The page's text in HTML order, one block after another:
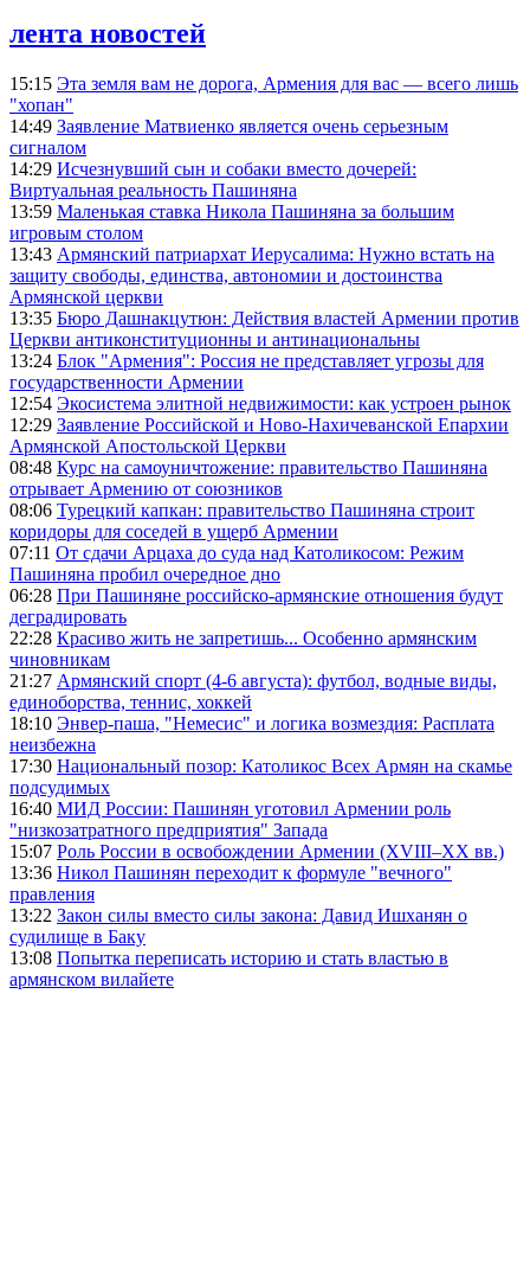
лента новостей
15:15 Эта земля вам не дорога, Армения для вас — всего лишь
"хопан"
14:49 Заявление Матвиенко является очень серьезным
сигналом
14:29 Исчезнувший сын и собаки вместо дочерей:
Виртуальная реальность Пашиняна
13:59 Маленькая ставка Никола Пашиняна за большим
игровым столом
13:43 Армянский патриархат Иерусалима: Нужно встать на
защиту свободы, единства, автономии и достоинства
Армянской церкви
13:35 Бюро Дашнакцутюн: Действия властей Армении против
Церкви антиконституционны и антинациональны
13:24 Блок "Армения": Россия не представляет угрозы для
государственности Армении
12:54 Экосистема элитной недвижимости: как устроен рынок
12:29 Заявление Российской и Ново-Нахичеванской Епархии
Армянской Апостольской Церкви
08:48 Курс на самоуничтожение: правительство Пашиняна
отрывает Армению от союзников
08:06 Турецкий капкан: правительство Пашиняна строит
коридоры для соседей в ущерб Армении
07:11 От сдачи Арцаха до суда над Католикосом: Режим
Пашиняна пробил очередное дно
06:28 При Пашиняне российско-армянские отношения будут
деградировать
22:28 Красиво жить не запретишь... Особенно армянским
чиновникам
21:27 Армянский спорт (4-6 августа): футбол, водные виды,
единоборства, теннис, хоккей
18:10 Энвер-паша, "Немесис" и логика возмездия: Расплата
неизбежна
17:30 Национальный позор: Католикос Всех Армян на скамье
подсудимых
16:40 МИД России: Пашинян уготовил Армении роль
"низкозатратного предприятия" Запада
15:07 Роль России в освобождении Армении (XVIII–XX вв.)
13:36 Никол Пашинян переходит к формуле "вечного"
правления
13:22 Закон силы вместо силы закона: Давид Ишханян о
судилище в Баку
13:08 Попытка переписать историю и стать властью в
армянском вилайете